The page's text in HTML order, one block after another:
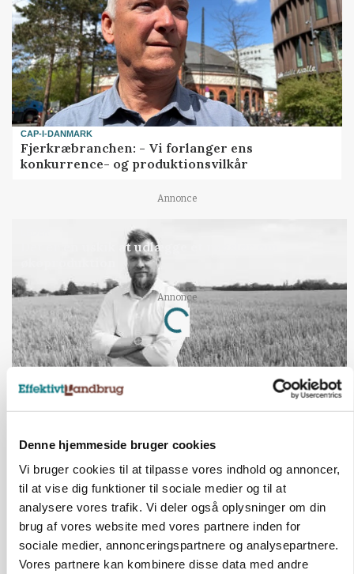
Denne hjemmeside bruger cookies
Vi bruger cookies til at tilpasse vores indhold og annoncer,
til at vise dig funktioner til sociale medier og til at
analysere vores trafik. Vi deler også oplysninger om din
brug af vores website med vores partnere inden for
sociale medier, annonceringspartnere og analysepartnere.
Vores partnere kan kombinere disse data med andre
CAP-I-DANMARK
Fjerkræbranchen: - Vi forlanger ens
konkurrence- og produktionsvilkår
Annonce
Det er en uskik at udlægge et røgslør om
Annonce
Loading...
i samarbejde med
ledige stillinger
Opret agent
Se alle jobs
Elevplads tilbydes ved Ringkøbing /
Trainee placement Ringkøbing